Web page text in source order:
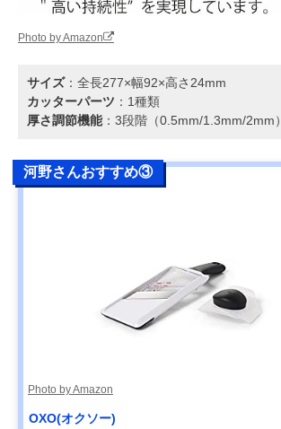
Photo by Amazon
サイズ：全長277×幅92×高さ24mm
カッターパーツ ：1種類
厚さ調節機能：3段階（0.5mm/1.3mm/2mm）
河野さんおすすめ③
Photo by Amazon
OXO(オクソー)